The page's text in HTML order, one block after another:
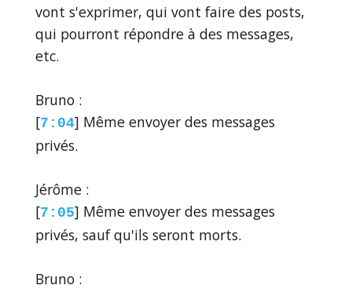
vont s'exprimer, qui vont faire des posts,
qui pourront répondre à des messages,
etc.
Bruno :
[7:04] Même envoyer des messages
privés.
Jérôme :
[7:05] Même envoyer des messages
privés, sauf qu'ils seront morts.
Bruno :